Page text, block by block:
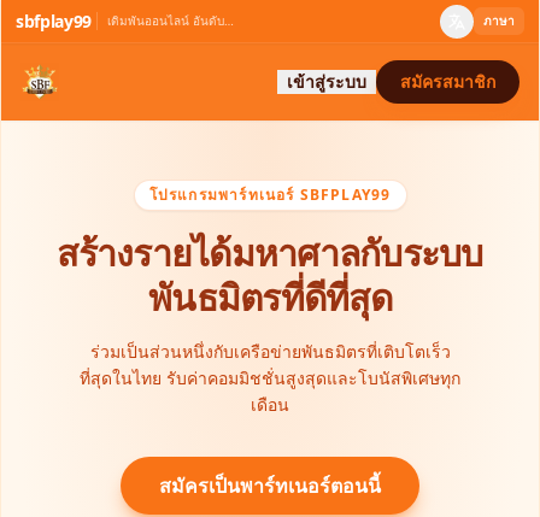
sbfplay99 เดิมพันออนไลน์ อันดับหนึ่ง ภาษา
เข้าสู่ระบบ สมัครสมาชิก
โปรแกรมพาร์ทเนอร์ SBFPLAY99
สร้างรายได้มหาศาลกับระบบ
พันธมิตรที่ดีที่สุด
ร่วมเป็นส่วนหนึ่งกับเครือข่ายพันธมิตรที่เติบโตเร็ว
ที่สุดในไทย รับค่าคอมมิชชั่นสูงสุดและโบนัสพิเศษทุก
เดือน
สมัครเป็นพาร์ทเนอร์ตอนนี้